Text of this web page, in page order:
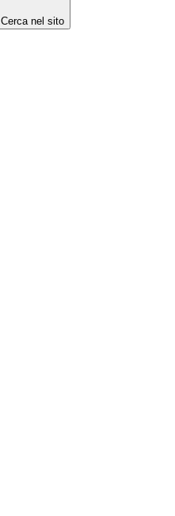
Cerca nel sito